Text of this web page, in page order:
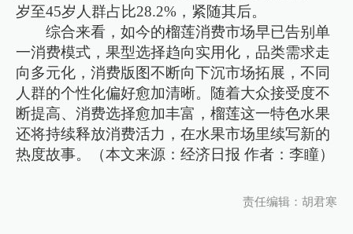
岁至45岁人群占比28.2%，紧随其后。
综合来看，如今的榴莲消费市场早已告别单
一消费模式，果型选择趋向实用化，品类需求走
向多元化，消费版图不断向下沉市场拓展，不同
人群的个性化偏好愈加清晰。随着大众接受度不
断提高、消费选择愈加丰富，榴莲这一特色水果
还将持续释放消费活力，在水果市场里续写新的
热度故事。（本文来源：经济日报 作者：李瞳）
责任编辑：胡君寒